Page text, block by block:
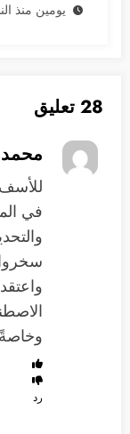
يومين منذ
28 تعليق
محمد
في
رد